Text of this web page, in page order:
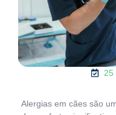
25
Alergias em cães são